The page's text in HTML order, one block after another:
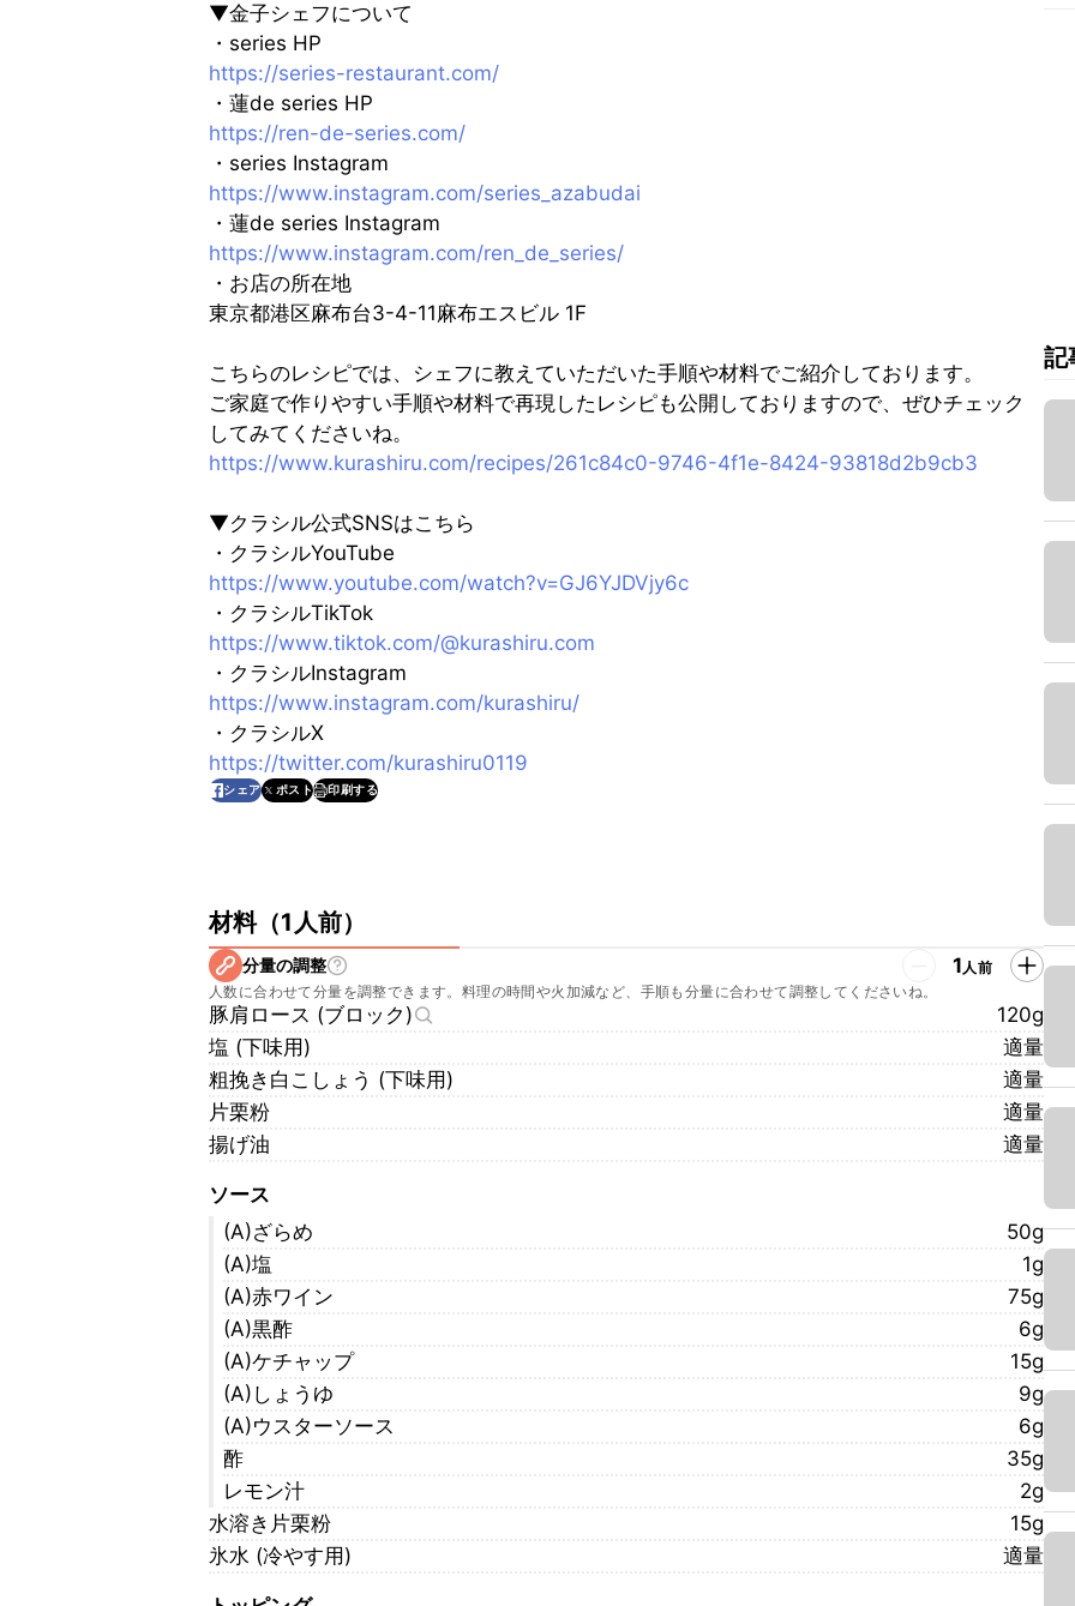
▼金子シェフについて
・series HP
https://series-restaurant.com/
・蓮de series HP
https://ren-de-series.com/
・series Instagram
https://www.instagram.com/series_azabudai
・蓮de series Instagram
https://www.instagram.com/ren_de_series/
・お店の所在地
東京都港区麻布台3-4-11麻布エスビル 1F
こちらのレシピでは、シェフに教えていただいた手順や材料でご紹介しております。
ご家庭で作りやすい手順や材料で再現したレシピも公開しておりますので、ぜひチェック
してみてくださいね。
https://www.kurashiru.com/recipes/261c84c0-9746-4f1e-8424-93818d2b9cb3
▼クラシル公式SNSはこちら
・クラシルYouTube
https://www.youtube.com/watch?v=GJ6YJDVjy6c
・クラシルTikTok
https://www.tiktok.com/@kurashiru.com
・クラシルInstagram
https://www.instagram.com/kurashiru/
・クラシルX
https://twitter.com/kurashiru0119
シェア ポスト 印刷する
材料（1人前）
分量の調整 1人前
人数に合わせて分量を調整できます。料理の時間や火加減など、手順も分量に合わせて調整してくださいね。
豚肩ロース (ブロック)
120g
塩 (下味用)
適量
粗挽き白こしょう (下味用)
適量
片栗粉
適量
揚げ油
適量
ソース
(A)ざらめ
50g
(A)塩
1g
(A)赤ワイン
75g
(A)黒酢
6g
(A)ケチャップ
15g
(A)しょうゆ
9g
(A)ウスターソース
6g
酢
35g
レモン汁
2g
水溶き片栗粉
15g
氷水 (冷やす用)
適量
記